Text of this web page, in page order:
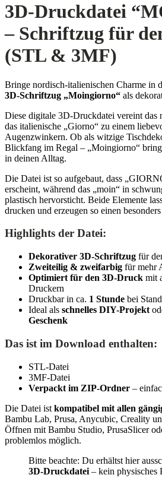
3D-Druckdatei
– Schriftzug für
(STL & 3MF)
Bringe nordisch-italienischen Charme in
3D-Schriftzug „Moingiorno“ als
Diese digitale 3D-Druckdatei vereint das
das italienische „Giorno“ zu einem
Augenzwinkern. Ob als witzige
Blickfang im Regal – „Moingiorno“
in deinen Alltag.
Die Datei ist so aufgebaut, dass
erscheint, während das „moin“ in
plastisch hervorsticht. Beide Elemente
drucken und erzeugen so einen
Highlights der Datei:
Dekorativer 3D-Schriftzug für
Zweiteilig & zweifarbig für mehr
Optimiert für den 3D-Druck mit
Druckern
Druckbar in ca. 1 Stunde bei
Ideal als schnelles DIY-Projekt
Geschenk
Das ist im Download enthalten:
STL-Datei
3MF-Datei
Verpackt im ZIP-Ordner –
Die Datei ist kompatibel mit allen
Bambu Lab, Prusa, Anycubic, Creality
Öffnen mit Bambu Studio, PrusaSlicer
problemlos möglich.
Bitte beachte: Du erhältst hier
3D-Druckdatei – kein physisches